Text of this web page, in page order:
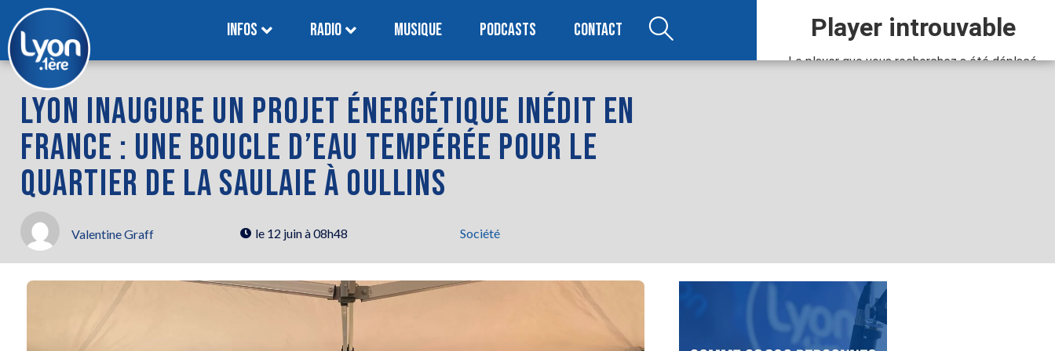
INFOS RADIO MUSIQUE PODCASTS CONTACT
LYON INAUGURE UN PROJET ÉNERGÉTIQUE INÉDIT EN
FRANCE : UNE BOUCLE D’EAU TEMPÉRÉE POUR LE
QUARTIER DE LA SAULAIE À OULLINS
Valentine Graff le 12 juin à 08h48 Société